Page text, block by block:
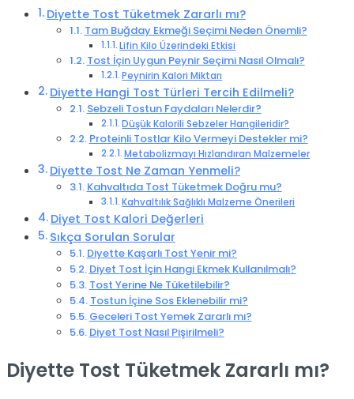
Diyette Tost Tüketmek Zararlı mı?
Tam Buğday Ekmeği Seçimi Neden Önemli?
Lifin Kilo Üzerindeki Etkisi
Tost İçin Uygun Peynir Seçimi Nasıl Olmalı?
Peynirin Kalori Miktarı
Diyette Hangi Tost Türleri Tercih Edilmeli?
Sebzeli Tostun Faydaları Nelerdir?
Düşük Kalorili Sebzeler Hangileridir?
Proteinli Tostlar Kilo Vermeyi Destekler mi?
Metabolizmayı Hızlandıran Malzemeler
Diyette Tost Ne Zaman Yenmeli?
Kahvaltıda Tost Tüketmek Doğru mu?
Kahvaltılık Sağlıklı Malzeme Önerileri
Diyet Tost Kalori Değerleri
Sıkça Sorulan Sorular
Diyette Kaşarlı Tost Yenir mi?
Diyet Tost İçin Hangi Ekmek Kullanılmalı?
Tost Yerine Ne Tüketilebilir?
Tostun İçine Sos Eklenebilir mi?
Geceleri Tost Yemek Zararlı mı?
Diyet Tost Nasıl Pişirilmeli?
Diyette Tost Tüketmek Zararlı mı?